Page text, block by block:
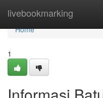
livebookmarking
Home
Home
1